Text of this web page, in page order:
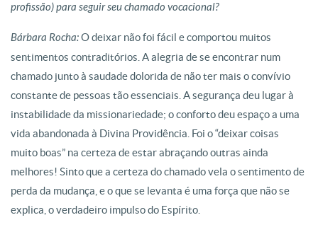
profissão) para seguir seu chamado vocacional?
Bárbara Rocha:O deixar não foi fácil e comportou muitos
sentimentos contraditórios. A alegria de se encontrar num
chamado junto à saudade dolorida de não ter mais o convívio
constante de pessoas tão essenciais. A segurança deu lugar à
instabilidade da missionariedade; o conforto deu espaço a uma
vida abandonada à Divina Providência. Foi o “deixar coisas
muito boas” na certeza de estar abraçando outras ainda
melhores! Sinto que a certeza do chamado vela o sentimento de
perda da mudança, e o que se levanta é uma força que não se
explica, o verdadeiro impulso do Espírito.